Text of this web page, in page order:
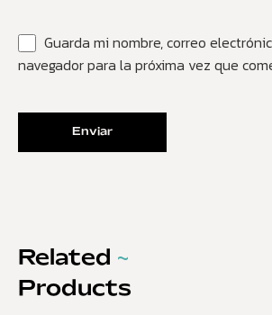
Guarda mi nombre, correo
navegador para la próxima vez que
Related ~
Products